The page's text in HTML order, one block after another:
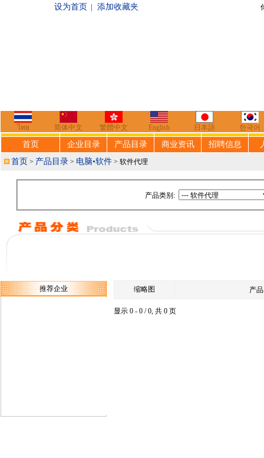
设为首页 添加收藏夹 你好，欢迎来到
ไทย 简体中文 繁體中文 English 日本語 한국어
首页 企业目录 产品目录 商业资讯 招聘信息
首页 > 产品目录 > 电脑•软件 > 软件代理
产品类别:
推荐企业 缩略图 产
显示 0 - 0 / 0, 共 0 页